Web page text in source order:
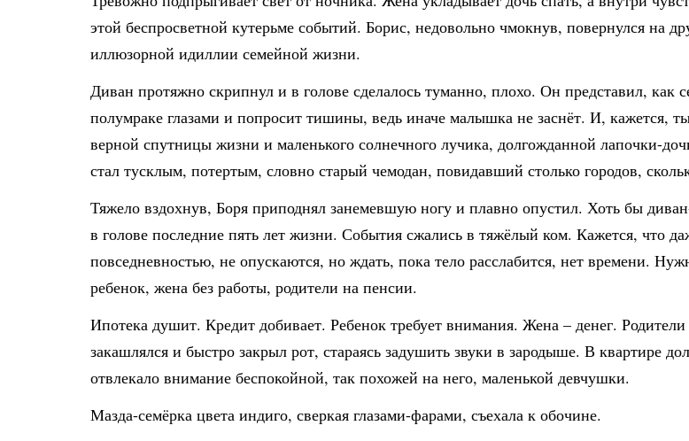
этой беспросветной кутерьме событий. Борис, недовольно чмокнув, повернулся на
иллюзорной идиллии семейной жизни.
Диван протяжно скрипнул и в голове сделалось туманно, плохо. Он представил,
полумраке глазами и попросит тишины, ведь иначе малышка не заснёт. И, кажется,
верной спутницы жизни и маленького солнечного лучика, долгожданной лапочки-
стал тусклым, потертым, словно старый чемодан, повидавший столько городов,
Тяжело вздохнув, Боря приподнял занемевшую ногу и плавно опустил. Хоть бы
в голове последние пять лет жизни. События сжались в тяжёлый ком. Кажется, что
повседневностью, не опускаются, но ждать, пока тело расслабится, нет времени.
ребенок, жена без работы, родители на пенсии.
Ипотека душит. Кредит добивает. Ребенок требует внимания. Жена – денег.
закашлялся и быстро закрыл рот, стараясь задушить звуки в зародыше. В квартире
отвлекало внимание беспокойной, так похожей на него, маленькой девчушки.
Мазда-семёрка цвета индиго, сверкая глазами-фарами, съехала к обочине.